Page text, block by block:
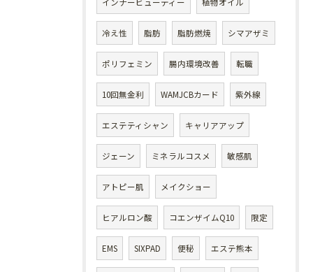
冷え性 脂肪 脂肪燃焼 シマアザミ
ポリフェミン 腸内環境改善 転職
10回無金利 WAMJCBカード 紫外線
エステティシャン キャリアアップ
ジェーン ミネラルコスメ 敏感肌
アトピー肌 メイクショー
ヒアルロン酸 コエンザイムQ10 限定
EMS SIXPAD 便秘 エステ熊本